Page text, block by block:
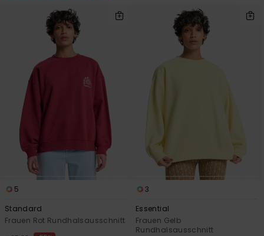
5
Standard
Frauen Rot Rundhalsausschnitt
3
Essential
Frauen Gelb
Rundhalsausschnitt